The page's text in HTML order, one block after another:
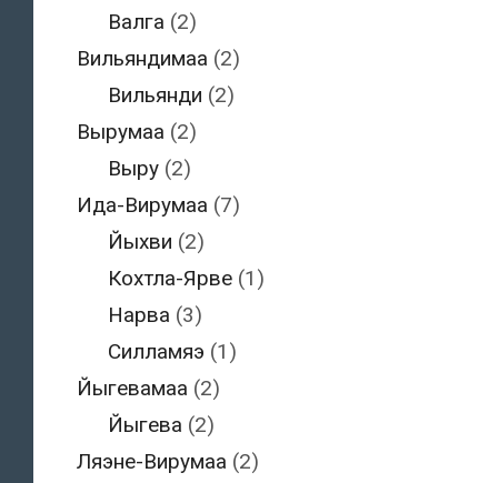
Валга (2)
Вильяндимаа (2)
Вильянди (2)
Вырумаа (2)
Выру (2)
Ида-Вирумаа (7)
Йыхви (2)
Кохтла-Ярве (1)
Нарва (3)
Силламяэ (1)
Йыгевамаа (2)
Йыгева (2)
Ляэне-Вирумаа (2)